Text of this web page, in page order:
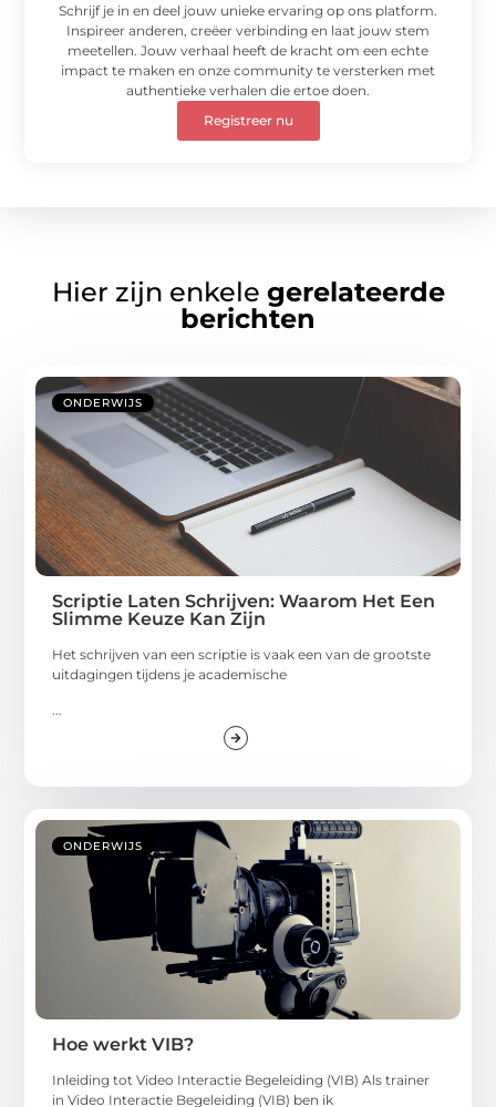
Schrijf je in en deel jouw unieke ervaring op ons platform.
Inspireer anderen, creëer verbinding en laat jouw stem
meetellen. Jouw verhaal heeft de kracht om een echte
impact te maken en onze community te versterken met
authentieke verhalen die ertoe doen.
Registreer nu
Hier zijn enkele gerelateerde
berichten
ONDERWIJS
Scriptie Laten Schrijven: Waarom Het Een
Slimme Keuze Kan Zijn
Het schrijven van een scriptie is vaak een van de grootste
uitdagingen tijdens je academische
...
ONDERWIJS
Hoe werkt VIB?
Inleiding tot Video Interactie Begeleiding (VIB) Als trainer
in Video Interactie Begeleiding (VIB) ben ik